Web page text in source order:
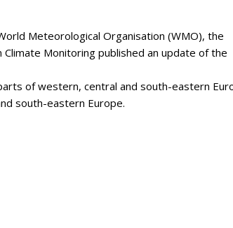
Meteorological Organisation (WMO), the
Climate Monitoring published an update of the
of western, central and south-eastern
south-eastern Europe.